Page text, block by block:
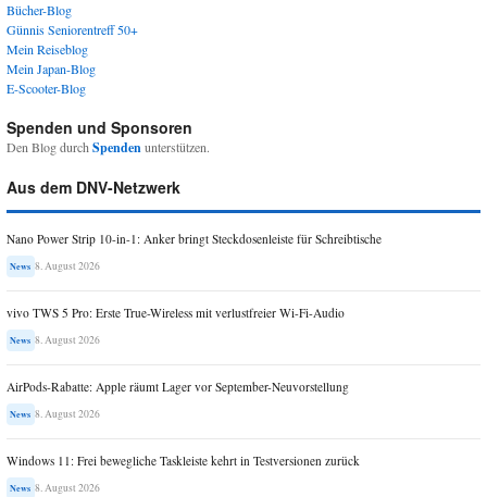
Bücher-Blog
Günnis Seniorentreff 50+
Mein Reiseblog
Mein Japan-Blog
E-Scooter-Blog
Spenden und Sponsoren
Den Blog durchSpendenunterstützen.
Aus dem DNV-Netzwerk
Nano Power Strip 10-in-1: Anker bringt Steckdosenleiste für Schreibtische
News 8. August 2026
vivo TWS 5 Pro: Erste True-Wireless mit verlustfreier Wi-Fi-Audio
News 8. August 2026
AirPods-Rabatte: Apple räumt Lager vor September-Neuvorstellung
News 8. August 2026
Windows 11: Frei bewegliche Taskleiste kehrt in Testversionen zurück
News 8. August 2026